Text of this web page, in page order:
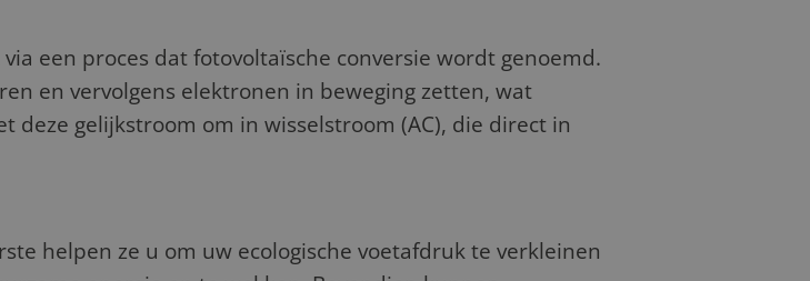
een proces dat fotovoltaïsche conversie wordt genoemd.
en vervolgens elektronen in beweging zetten, wat
deze gelijkstroom om in wisselstroom (AC), die direct in
helpen ze u om uw ecologische voetafdruk te verkleinen